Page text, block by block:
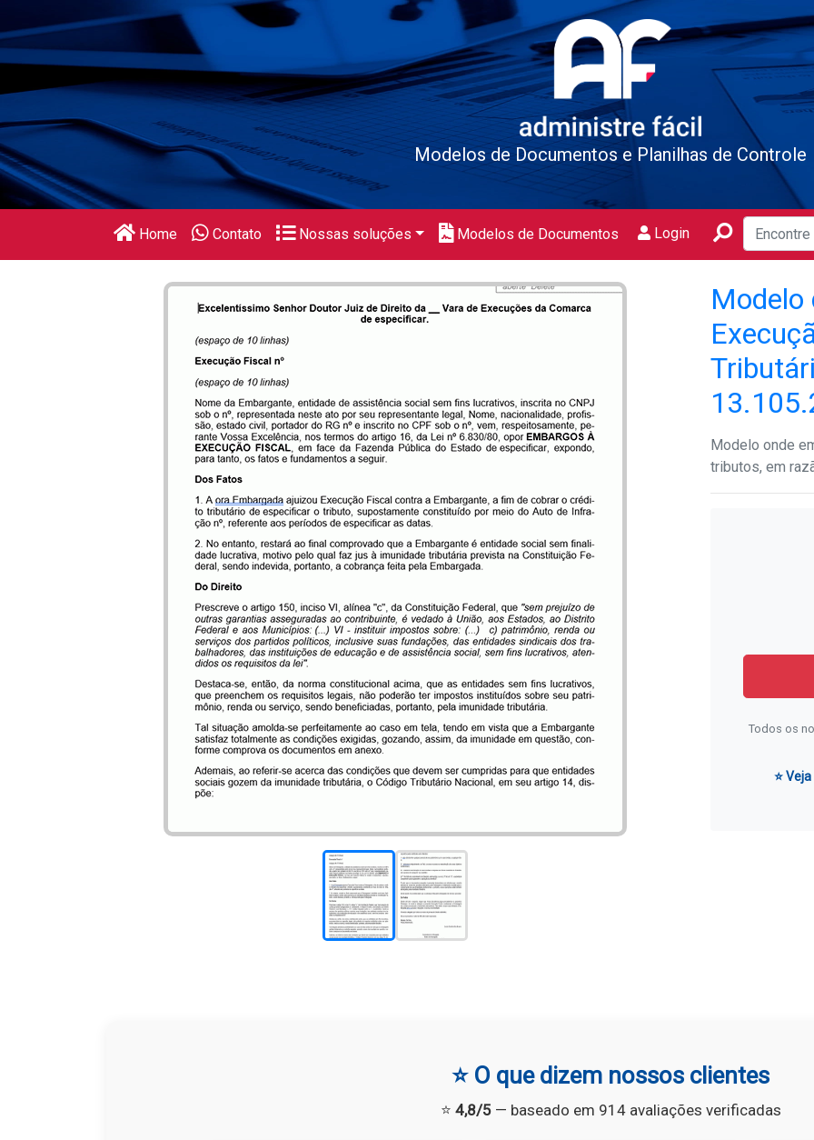
Modelos de Documentos e Planilhas de Controle
Home Contato Nossas soluções Modelos de Documentos Login
Modelo
Modelo onde
tributos, em
Todos os
⭐
⭐ O que dizem nossos clientes
⭐ 4,8/5— baseado em 914 avaliações verificadas